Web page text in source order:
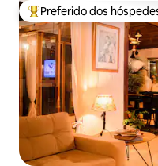
Entre os melhores
Preferido dos